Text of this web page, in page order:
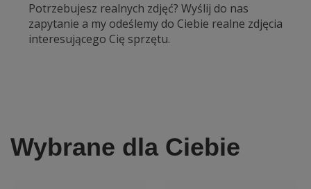
Potrzebujesz realnych zdjęć? Wyślij do nas
zapytanie a my odeślemy do Ciebie realne zdjęcia
interesującego Cię sprzętu.
Wybrane dla Ciebie